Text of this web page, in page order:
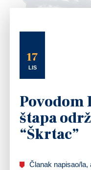
17
LIS
Povodom
štapa
“Škrtac”
Članak napisao/la,